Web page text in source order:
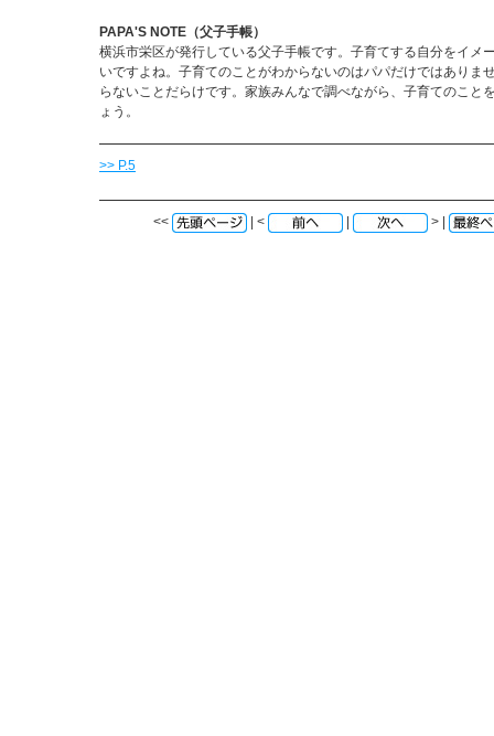
PAPA'S NOTE（父子手帳）
横浜市栄区が発行している父子手帳です。子育てする自分をイメ
いですよね。子育てのことがわからないのはパパだけではありま
らないことだらけです。家族みんなで調べながら、子育てのこと
ょう。
>> P.5
<< | < > |